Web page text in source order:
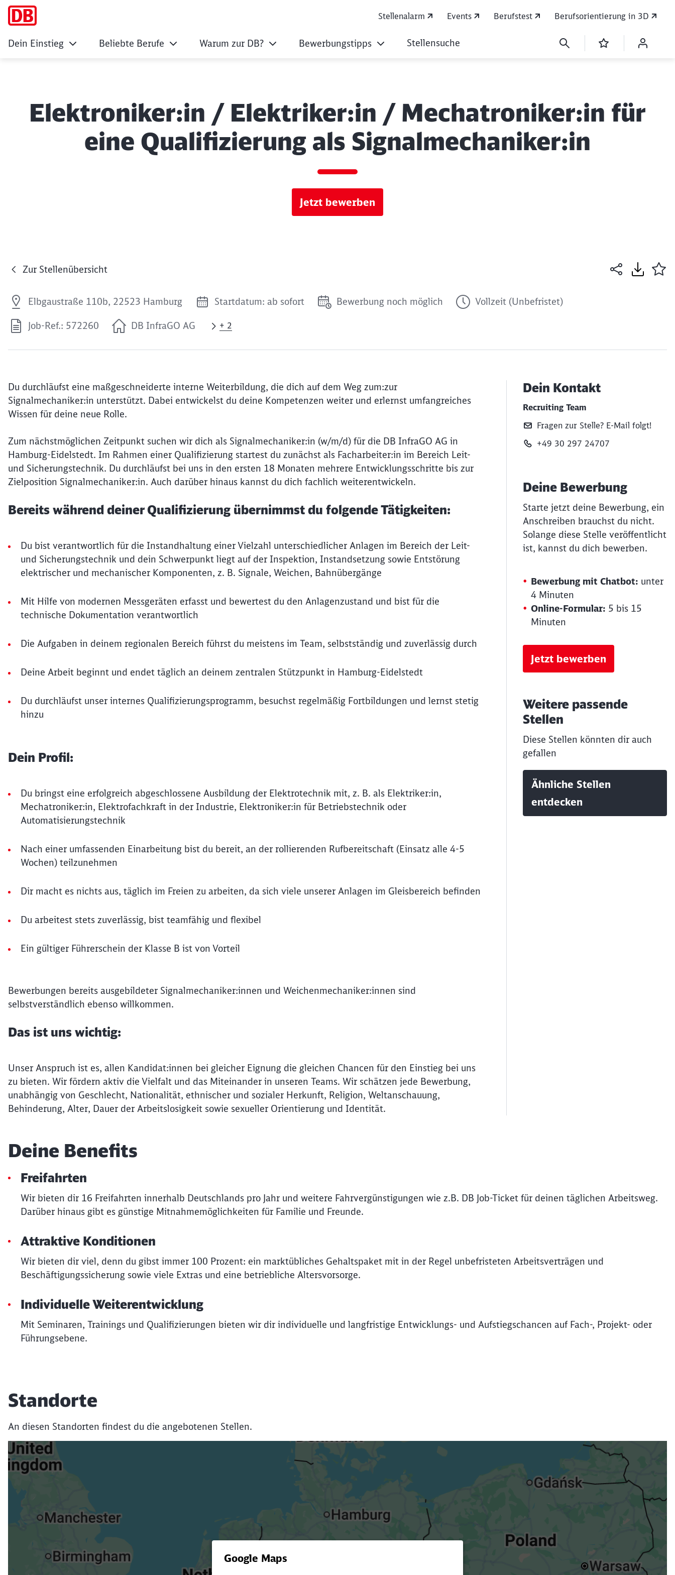
Stellenalarm Events Berufstest Berufsorientierung in 3D
Dein Einstieg Beliebte Berufe Warum zur DB? Bewerbungstipps Stellensuche
Elektroniker:in / Elektriker:in / Mechatroniker:in für
eine Qualifizierung als Signalmechaniker:in
Jetzt bewerben
Zur Stellenübersicht
Elbgaustraße 110b, 22523 Hamburg Startdatum: ab sofort Bewerbung noch möglich Vollzeit (Unbefristet)
Job-Ref.: 572260 DB InfraGO AG + 2
Du durchläufst eine maßgeschneiderte interne Weiterbildung, die dich auf dem Weg zum:zur
Signalmechaniker:in unterstützt. Dabei entwickelst du deine Kompetenzen weiter und erlernst umfangreiches
Wissen für deine neue Rolle.
Zum nächstmöglichen Zeitpunkt suchen wir dich als Signalmechaniker:in (w/m/d) für die DB InfraGO AG in
Hamburg-Eidelstedt. Im Rahmen einer Qualifizierung startest du zunächst als Facharbeiter:in im Bereich Leit-
und Sicherungstechnik. Du durchläufst bei uns in den ersten 18 Monaten mehrere Entwicklungsschritte bis zur
Zielposition Signalmechaniker:in. Auch darüber hinaus kannst du dich fachlich weiterentwickeln.
Bereits während deiner Qualifizierung übernimmst du folgende Tätigkeiten:
Du bist verantwortlich für die Instandhaltung einer Vielzahl unterschiedlicher Anlagen im Bereich der Leit-
und Sicherungstechnik und dein Schwerpunkt liegt auf der Inspektion, Instandsetzung sowie Entstörung
elektrischer und mechanischer Komponenten, z. B. Signale, Weichen, Bahnübergänge
Mit Hilfe von modernen Messgeräten erfasst und bewertest du den Anlagenzustand und bist für die
technische Dokumentation verantwortlich
Die Aufgaben in deinem regionalen Bereich führst du meistens im Team, selbstständig und zuverlässig durch
Deine Arbeit beginnt und endet täglich an deinem zentralen Stützpunkt in Hamburg-Eidelstedt
Du durchläufst unser internes Qualifizierungsprogramm, besuchst regelmäßig Fortbildungen und lernst stetig
hinzu
Dein Profil:
Du bringst eine erfolgreich abgeschlossene Ausbildung der Elektrotechnik mit, z. B. als Elektriker:in,
Mechatroniker:in, Elektrofachkraft in der Industrie, Elektroniker:in für Betriebstechnik oder
Automatisierungstechnik
Nach einer umfassenden Einarbeitung bist du bereit, an der rollierenden Rufbereitschaft (Einsatz alle 4-5
Wochen) teilzunehmen
Dir macht es nichts aus, täglich im Freien zu arbeiten, da sich viele unserer Anlagen im Gleisbereich befinden
Du arbeitest stets zuverlässig, bist teamfähig und flexibel
Ein gültiger Führerschein der Klasse B ist von Vorteil
Bewerbungen bereits ausgebildeter Signalmechaniker:innen und Weichenmechaniker:innen sind
selbstverständlich ebenso willkommen.
Das ist uns wichtig:
Unser Anspruch ist es, allen Kandidat:innen bei gleicher Eignung die gleichen Chancen für den Einstieg bei uns
zu bieten. Wir fördern aktiv die Vielfalt und das Miteinander in unseren Teams. Wir schätzen jede Bewerbung,
unabhängig von Geschlecht, Nationalität, ethnischer und sozialer Herkunft, Religion, Weltanschauung,
Behinderung, Alter, Dauer der Arbeitslosigkeit sowie sexueller Orientierung und Identität.
Dein Kontakt
Recruiting Team
Fragen zur Stelle? E‑Mail folgt!
+49 30 297 24707
Deine Bewerbung
Starte jetzt deine Bewerbung, ein
Anschreiben brauchst du nicht.
Solange diese Stelle veröffentlicht
ist, kannst du dich bewerben.
Bewerbung mit Chatbot: unter
4 Minuten
Online-Formular: 5 bis 15
Minuten
Jetzt bewerben
Weitere passende
Stellen
Diese Stellen könnten dir auch
gefallen
Ähnliche Stellen
entdecken
Deine Benefits
Freifahrten
Wir bieten dir 16 Freifahrten innerhalb Deutschlands pro Jahr und weitere Fahrvergünstigungen wie z.B. DB Job-Ticket für deinen täglichen Arbeitsweg.
Darüber hinaus gibt es günstige Mitnahmemöglichkeiten für Familie und Freunde.
Attraktive Konditionen
Wir bieten dir viel, denn du gibst immer 100 Prozent: ein marktübliches Gehaltspaket mit in der Regel unbefristeten Arbeitsverträgen und
Beschäftigungssicherung sowie viele Extras und eine betriebliche Altersvorsorge.
Individuelle Weiterentwicklung
Mit Seminaren, Trainings und Qualifizierungen bieten wir dir individuelle und langfristige Entwicklungs- und Aufstiegschancen auf Fach-, Projekt- oder
Führungsebene.
Standorte
An diesen Standorten findest du die angebotenen Stellen.
Möchten Sie zuweitergeleitet werden?